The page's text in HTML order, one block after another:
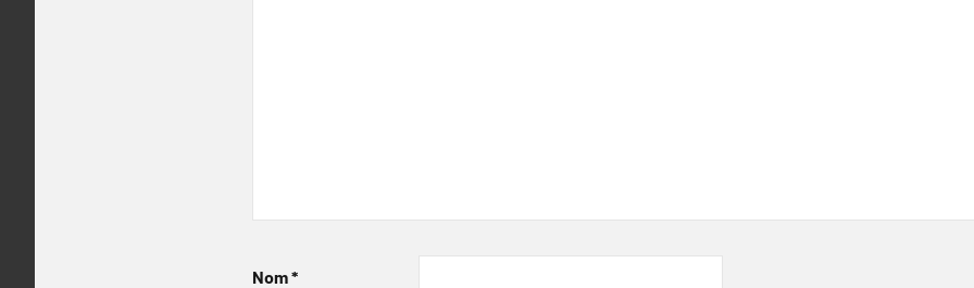
Nom*